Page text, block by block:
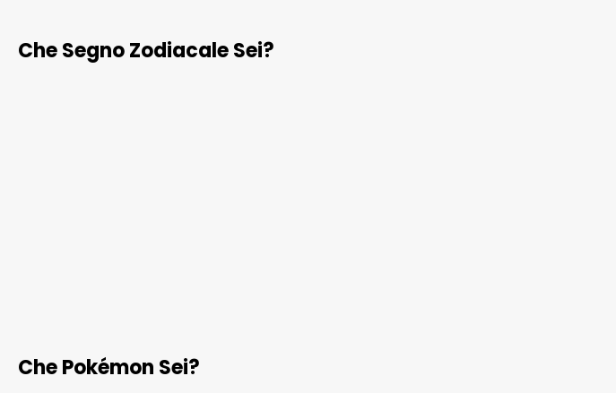
Che Segno Zodiacale Sei?
Che Pokémon Sei?